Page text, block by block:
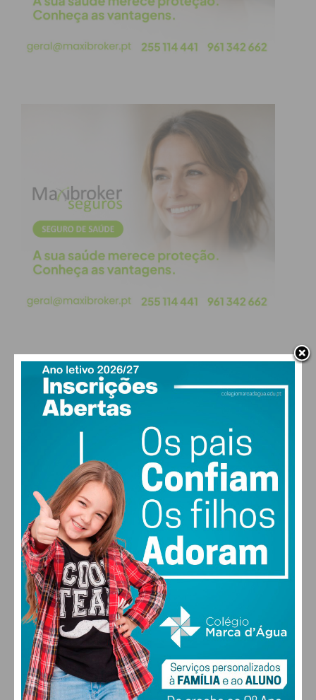
PAÇOS DE FERREIRA
29°
vento: 5m/s O
MAX 29 • MIN 29
28°
SÁB
26
DOM
29°
SEG
30
TER
FARMACIAS DE SERVIÇO EM PAÇOS DE
FERREIRA